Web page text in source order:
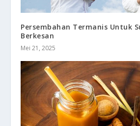
Persembahan Termanis Untuk
Berkesan
Mei 21, 2025